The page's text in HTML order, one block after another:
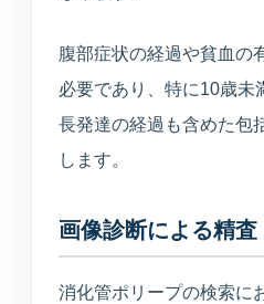
腹部症状の経過や貧血の
必要であり、特に10歳未
長発達の経過も含めた包
します。
画像診断による精査
消化管ポリープの検索に